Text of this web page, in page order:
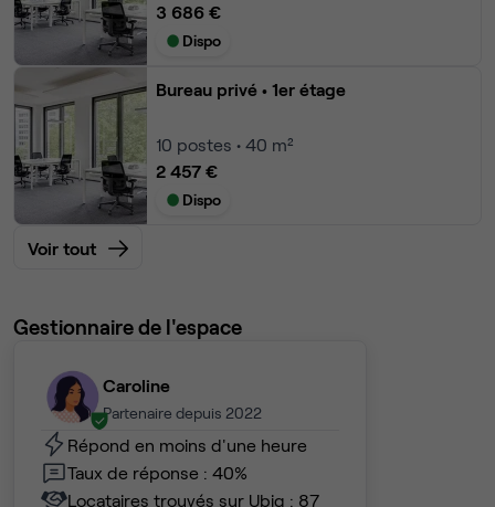
3 686 €
Dispo
Bureau privé • 1er étage
10 postes • 40 m²
2 457 €
Dispo
Voir tout
Gestionnaire de l'espace
Caroline
Partenaire depuis 2022
Répond en moins d'une heure
Taux de réponse : 40%
Locataires trouvés sur Ubiq : 87